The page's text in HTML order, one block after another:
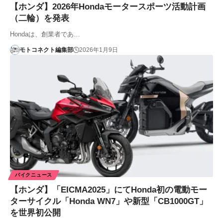
【ホンダ】2026年Hondaモータースポーツ活動計画
（二輪）を発表
Hondaは、創業者であ…
モトコネクト編集部 2026年1月9日
バイクニュース
【ホンダ】「EICMA2025」にてHonda初の電動モー
ターサイクル「Honda WN7」や新型「CB1000GT」
を世界初公開